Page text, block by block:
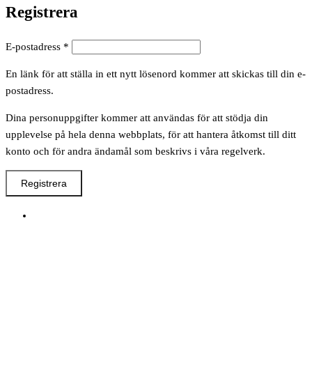
Registrera
E-postadress *
En länk för att ställa in ett nytt lösenord kommer att skickas till din e-
postadress.
Dina personuppgifter kommer att användas för att stödja din
upplevelse på hela denna webbplats, för att hantera åtkomst till ditt
konto och för andra ändamål som beskrivs i våra regelverk.
Registrera